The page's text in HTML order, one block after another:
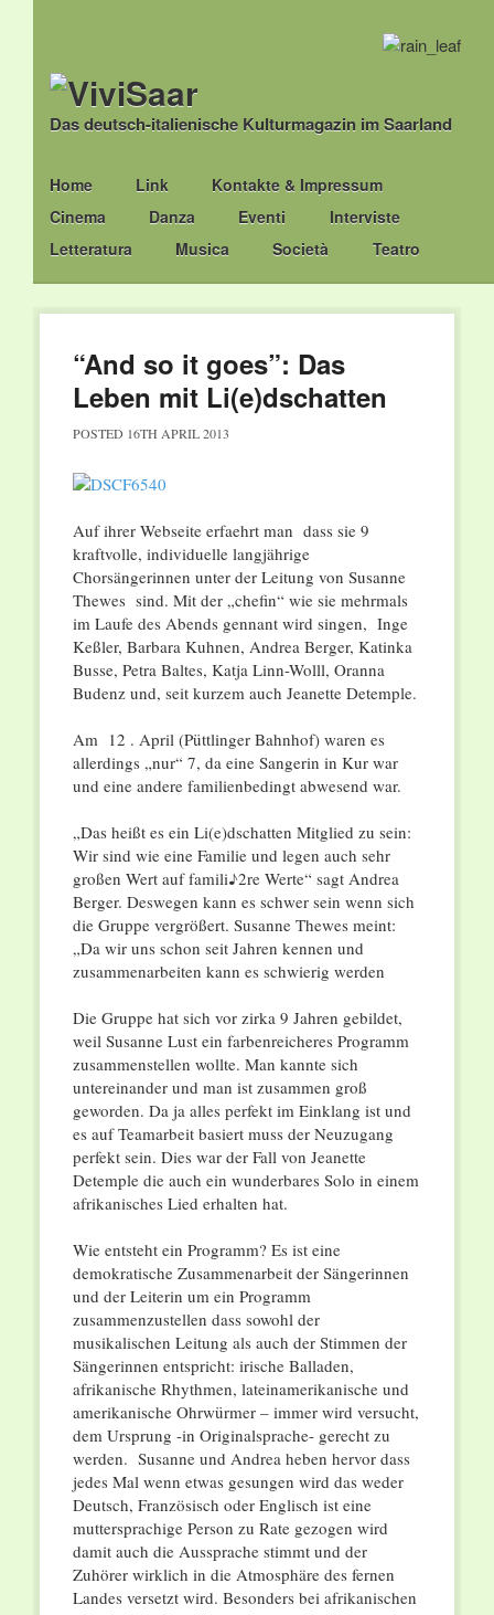
Das deutsch-italienische Kulturmagazin im Saarland
Main menu
Skip
to
content
Home Link
Kontakte & Impressum
Cinema
Danza Eventi
Interviste
Letteratura
Musica Società Teatro
“And so it goes”: Das
Leben mit Li(e)dschatten
POSTED 16TH APRIL 2013
Auf ihrer Webseite erfaehrt man dass sie 9
kraftvolle, individuelle langjährige
Chorsängerinnen unter der Leitung von Susanne
Thewes sind. Mit der „chefin“ wie sie mehrmals
im Laufe des Abends gennant wird singen, Inge
Keßler, Barbara Kuhnen, Andrea Berger, Katinka
Busse, Petra Baltes, Katja Linn-Wolll, Oranna
Budenz und, seit kurzem auch Jeanette Detemple.
Am 12 . April (Püttlinger Bahnhof) waren es
allerdings „nur“ 7, da eine Sangerin in Kur war
und eine andere familienbedingt abwesend war.
„Das heißt es ein Li(e)dschatten Mitglied zu sein:
Wir sind wie eine Familie und legen auch sehr
großen Wert auf famili♪2re Werte“ sagt Andrea
Berger. Deswegen kann es schwer sein wenn sich
die Gruppe vergrößert. Susanne Thewes meint:
„Da wir uns schon seit Jahren kennen und
zusammenarbeiten kann es schwierig werden
Die Gruppe hat sich vor zirka 9 Jahren gebildet,
weil Susanne Lust ein farbenreicheres Programm
zusammenstellen wollte. Man kannte sich
untereinander und man ist zusammen groß
geworden. Da ja alles perfekt im Einklang ist und
es auf Teamarbeit basiert muss der Neuzugang
perfekt sein. Dies war der Fall von Jeanette
Detemple die auch ein wunderbares Solo in einem
afrikanisches Lied erhalten hat.
Wie entsteht ein Programm? Es ist eine
demokratische Zusammenarbeit der Sängerinnen
und der Leiterin um ein Programm
zusammenzustellen dass sowohl der
musikalischen Leitung als auch der Stimmen der
Sängerinnen entspricht: irische Balladen,
afrikanische Rhythmen, lateinamerikanische und
amerikanische Ohrwürmer – immer wird versucht,
dem Ursprung -in Originalsprache- gerecht zu
werden. Susanne und Andrea heben hervor dass
jedes Mal wenn etwas gesungen wird das weder
Deutsch, Französisch oder Englisch ist eine
muttersprachige Person zu Rate gezogen wird
damit auch die Aussprache stimmt und der
Zuhörer wirklich in die Atmosphäre des fernen
Landes versetzt wird. Besonders bei afrikanischen